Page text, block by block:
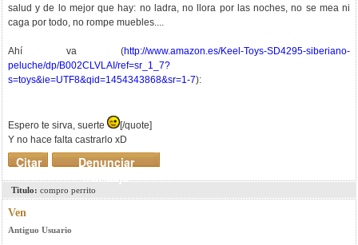
salud y de lo mejor que hay: no ladra, no llora por las noches, no se mea ni
caga por todo, no rompe muebles....
Ahí va (http://www.amazon.es/Keel-Toys-SD4295-siberiano-
peluche/dp/B002CLVLAI/ref=sr_1_7?
s=toys&ie=UTF8&qid=1454343868&sr=1-7):
Espero te sirva, suerte
[/quote]
Y no hace falta castrarlo xD
Denunciar
mensaje
Citar
Titulo: compro perrito
Ven
Antiguo Usuario